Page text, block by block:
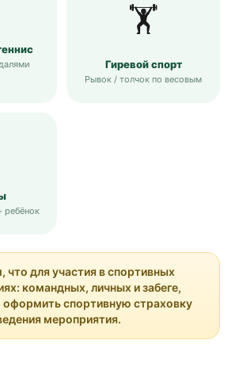
🏋️
Гиревой спорт
Рывок / толчок по весовым
ребёнок
что для участия в спортивных
командных, личных и забеге,
спортивную страховку
мероприятия.